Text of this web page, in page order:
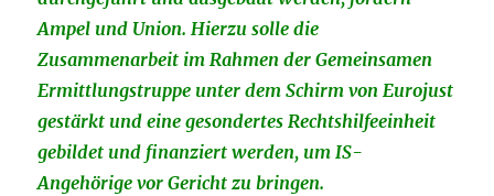
Ampel und Union. Hierzu solle die
Zusammenarbeit im Rahmen der Gemeinsamen
Ermittlungstruppe unter dem Schirm von Eurojust
gestärkt und eine gesondertes Rechtshilfeeinheit
gebildet und finanziert werden, um IS-
Angehörige vor Gericht zu bringen.